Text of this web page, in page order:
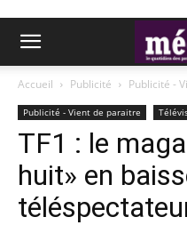
Accueil Publicité Publicité -
Publicité - Vient de paraitre
TF1 : le
huit» en